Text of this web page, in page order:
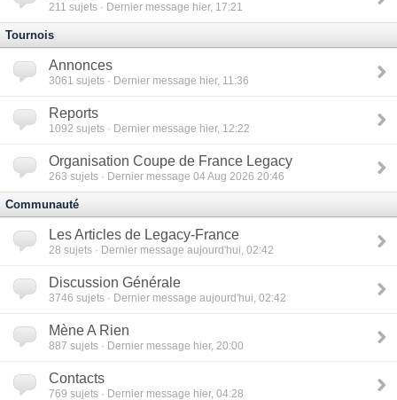
211 sujets · Dernier message hier, 17:21
Tournois
Annonces
3061 sujets · Dernier message hier, 11:36
Reports
1092 sujets · Dernier message hier, 12:22
Organisation Coupe de France Legacy
263 sujets · Dernier message 04 Aug 2026 20:46
Communauté
Les Articles de Legacy-France
28 sujets · Dernier message aujourd'hui, 02:42
Discussion Générale
3746 sujets · Dernier message aujourd'hui, 02:42
Mène A Rien
887 sujets · Dernier message hier, 20:00
Contacts
769 sujets · Dernier message hier, 04:28